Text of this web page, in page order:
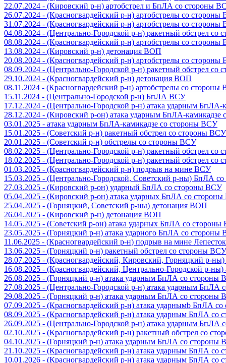
22.07.2024 - (Кировский р-н) артобстрел и БпЛА со стороны
26.07.2024 - (Красногвардейский р-н) артобстрелы со
31.07.2024 - (Красногвардейский р-н) артобстрелы со
04.08.2024 - (Центрально-Городской р-н) ракетный обстрел со
08.08.2024 - (Красногвардейский р-н) артобстрелы со
13.08.2024 - (Кировский р-н) детонация ВОП
20.08.2024 - (Красногвардейский р-н) артобстрелы со
08.09.2024 - (Центрально-Городской р-н) ракетный обстрел со
29.10.2024 - (Красногвардейский р-н) детонация ВОП
08.11.2024 - (Красногвардейский р-н) артобстрелы со стороны
15.11.2024 - (Центрально-Городской р-н) БпЛА ВСУ
17.12.2024 - (Центрально-Городской р-н) атака ударным
28.12.2024 - (Кировский р-он) атака ударным БпЛА-
03.01.2025 - атака ударным БпЛА-камикадзе со стороны ВСУ
15.01.2025 - (Советский р-н) ракетный обстрел со стороны ВСУ
20.01.2025 - (Советский р-н) обстрелы со стороны ВСУ
08.02.2025 - (Центрально-Городской р-н) ракетный обстрел со
18.02.2025 - (Центрально-Городской р-н) ракетный обстрел со
01.03.2025 - (Красногвардейский р-н) подрыв на мине ВСУ
15.03.2025 - (Центрально-Городской, Советский р-ны) БпЛА
27.03.2025 - (Кировский р-он) ударный БпЛА со стороны ВСУ
05.04.2025 - (Кировский р-он) атака ударных БпЛА со
25.04.2025 - (Горняцкий, Советский р-ны) детонация ВОП
26.04.2025 - (Кировский р-н) детонация ВОП
14.05.2025 - (Советский р-он) атака ударных БпЛА со
23.05.2025 - (Горняцкий р-н) атака ударного БпЛА со стороны
11.06.2025 - (Красногвардейский р-н) подрыв на мине Лепесток
13.06.2025 - (Горняцкий р-н) ракетный обстрел со стороны ВСУ
28.07.2025 - (Красногвардейский, Кировский, Горняцкий р-
16.08.2025 - (Красногвардейский, Центрально-Городской р-
26.08.2025 - (Горняцкий р-н) атака ударным БпЛА со стороны
27.08.2025 - (Центрально-Городской р-н) атака ударным БпЛА
29.08.2025 - (Горняцкий р-н) атака ударным БпЛА со стороны
07.09.2025 - (Красногвардейский р-н) атака ударнымb БпЛА
08.09.2025 - (Красногвардейский р-н) атака ударным БпЛА со
26.09.2025 - (Центрально-Городской р-н) атака ударным БпЛА
02.10.2025 - (Красногвардейский р-н) ракетный обстрел со
04.10.2025 - (Горняцкий р-н) атака ударным БпЛА со стороны
21.10.2025 - (Красногвардейский р-н) атака ударным БпЛА со
10.01.2026 - (Красногвардейский р-н) атака ударным БпЛА со